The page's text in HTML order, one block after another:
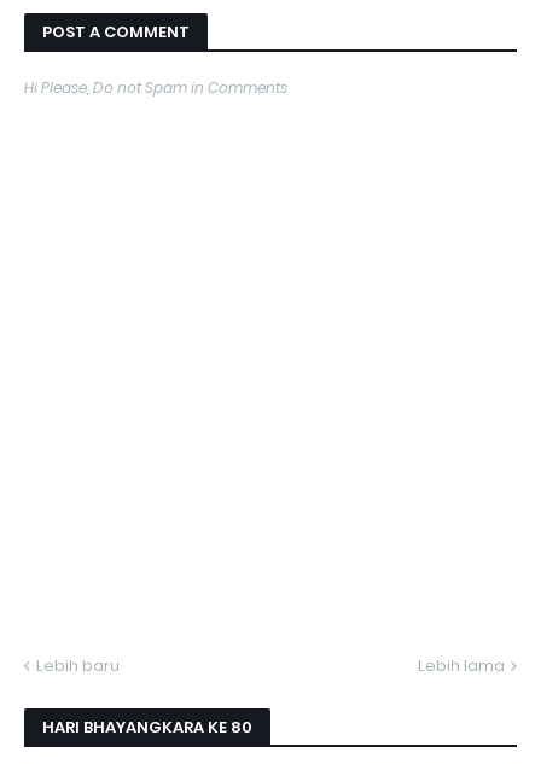
POST A COMMENT
Hi Please, Do not Spam in Comments
Lebih baru Lebih lama
HARI BHAYANGKARA KE 80